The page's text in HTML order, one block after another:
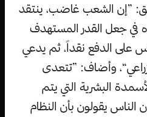
”إن الشعب غاضب، ينتقد
في جعل القدر المستهدف
على الدفع نقداً، ثم يدعي
وأضاف: ”تتعدى
البشرية التي يتم
الناس يقولون بأن النظام